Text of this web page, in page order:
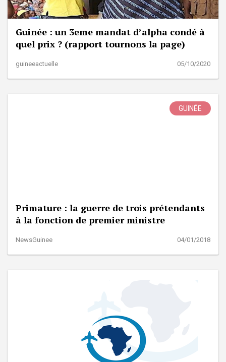
Guinée : un 3eme mandat d’alpha condé à
quel prix ? (rapport tournons la page)
guineeactuelle 05/10/2020
GUINÉE
Primature : la guerre de trois prétendants
à la fonction de premier ministre
NewsGuinee 04/01/2018